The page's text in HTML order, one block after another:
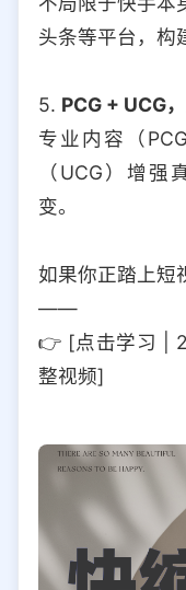
头条等平台，构
5. PCG + UCG
专业内容（
（UCG）增
变。
如果你正踏上短
——
👉 [点击学习 |
整视频]